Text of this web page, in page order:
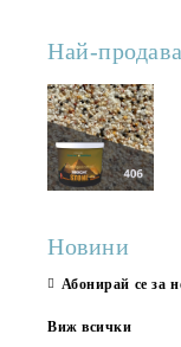
Най-
Новини
Абонирай се за
Виж всички